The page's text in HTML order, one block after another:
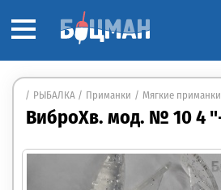
РЫБАЛКА Приманки Мягкие приманки
ВиброХв. мод. № 10 4